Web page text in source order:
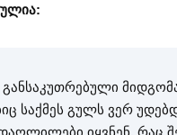
საქმეს გულს ვერ
იყვნენ. რაც